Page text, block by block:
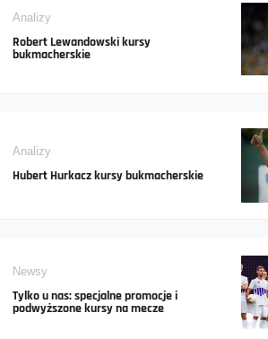
Analizy
Robert Lewandowski kursy
bukmacherskie
Analizy
Hubert Hurkacz kursy bukmacherskie
Newsy
Tylko u nas: specjalne promocje i
podwyższone kursy na mecze